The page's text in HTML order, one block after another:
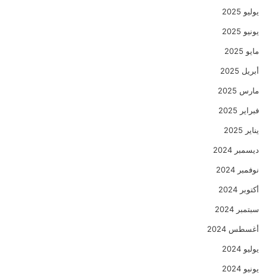
يوليو 2025
يونيو 2025
مايو 2025
أبريل 2025
مارس 2025
فبراير 2025
يناير 2025
ديسمبر 2024
نوفمبر 2024
أكتوبر 2024
سبتمبر 2024
أغسطس 2024
يوليو 2024
يونيو 2024